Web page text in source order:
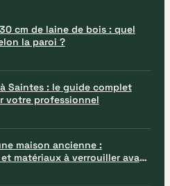
cm de laine de bois : quel
la paroi ?
Saintes : le guide complet
votre professionnel
maison ancienne :
matériaux à verrouiller avant